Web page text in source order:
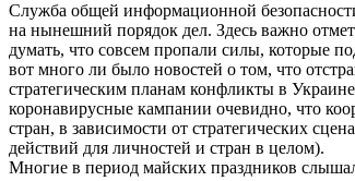
Служба общей информационной
на нынешний порядок дел. Здесь важно
думать, что совсем пропали силы, которые
вот много ли было новостей о том, что
стратегическим планам конфликты в
коронавирусные кампании очевидно, что
стран, в зависимости от стратегических
действий для личностей и стран в целом).
Многие в период майских праздников